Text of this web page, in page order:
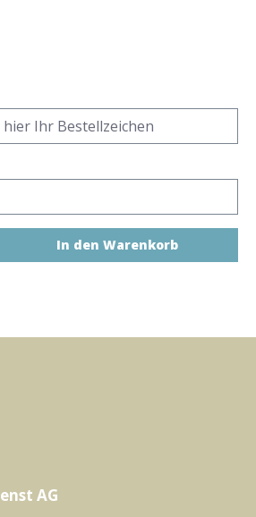
Gib den gewünschten
In den Warenkorb
AG